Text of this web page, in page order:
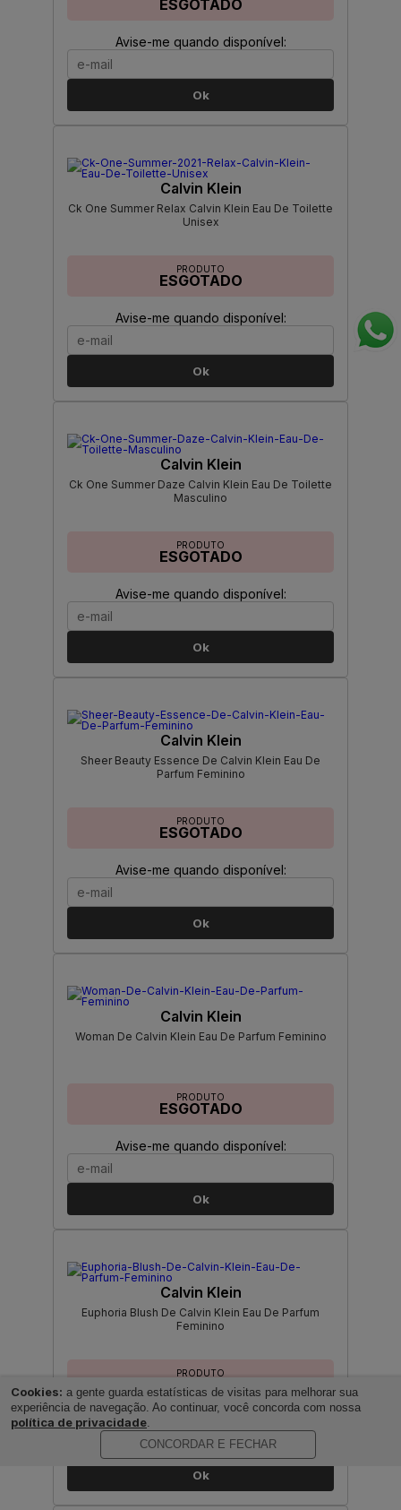
ESGOTADO
Avise-me quando disponível:
Ok
Calvin Klein
Ck One Summer Relax Calvin Klein Eau De Toilette
Unisex
PRODUTO
ESGOTADO
Avise-me quando disponível:
Ok
Calvin Klein
Ck One Summer Daze Calvin Klein Eau De Toilette
Masculino
PRODUTO
ESGOTADO
Avise-me quando disponível:
Ok
Calvin Klein
Sheer Beauty Essence De Calvin Klein Eau De
Parfum Feminino
PRODUTO
ESGOTADO
Avise-me quando disponível:
Ok
Calvin Klein
Woman De Calvin Klein Eau De Parfum Feminino
PRODUTO
ESGOTADO
Avise-me quando disponível:
Ok
Calvin Klein
Euphoria Blush De Calvin Klein Eau De Parfum
Feminino
PRODUTO
ESGOTADO
Avise-me quando disponível:
Ok
Cookies: a gente guarda estatísticas de visitas para melhorar sua
experiência de navegação. Ao continuar, você concorda com nossa
política de privacidade.
CONCORDAR E FECHAR